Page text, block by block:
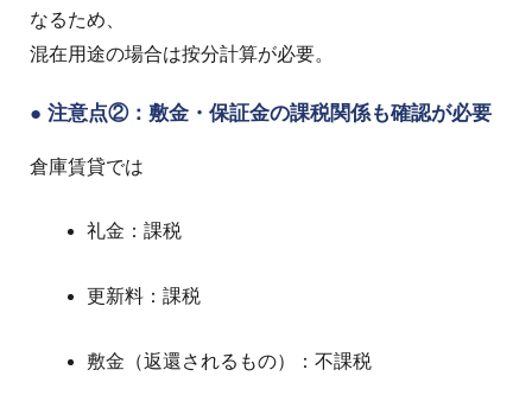
なるため、
混在用途の場合は按分計算が必要。
● 注意点②：敷金・保証金の課税関係も確認が必要
倉庫賃貸では
礼金：課税
更新料：課税
敷金（返還されるもの）：不課税